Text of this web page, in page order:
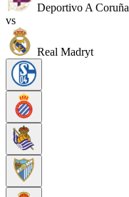
Deportivo A Coruña
vs
Real Madryt